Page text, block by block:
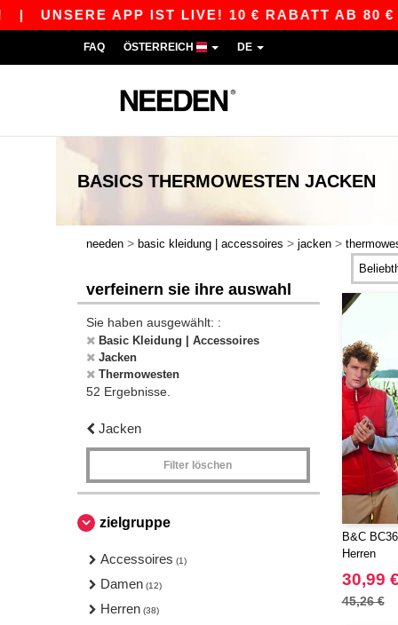
APP IST LIVE! 10 € RABATT AB 80 € MIT DEM
FAQ ÖSTERREICH DE
BASICS THERMOWESTEN JACKEN
needen > basic kleidung | accessoires > jacken >
verfeinern sie ihre auswahl
Sie haben ausgewählt: :
Basic Kleidung | Accessoires
Jacken
Thermowesten
52 Ergebnisse.
Jacken
Filter löschen
zielgruppe
Accessoires (1)
Damen (12)
Herren (38)
B&C
Herren
30,99 €
45,26 €